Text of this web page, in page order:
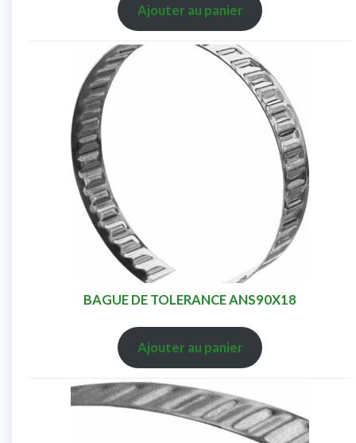
Ajouter au panier
BAGUE DE TOLERANCE ANS90X18
Ajouter au panier